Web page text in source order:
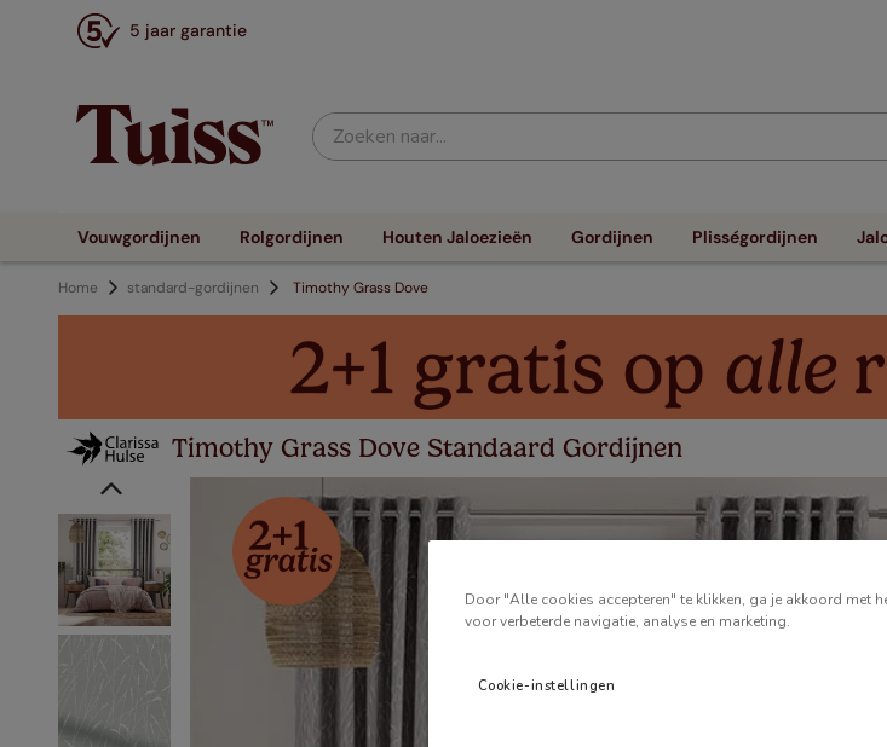
5 jaar garantie
Zoeken naar...
Vouwgordijnen Rolgordijnen Houten Jaloezieën Gordijnen Plisségordijnen
Home standard-gordijnen Timothy Grass Dove
Timothy Grass Dove Standaard Gordijnen
Door "Alle cookies accepteren" te klikken, ga je akkoord met
voor verbeterde navigatie, analyse en marketing.
Cookie-instellingen